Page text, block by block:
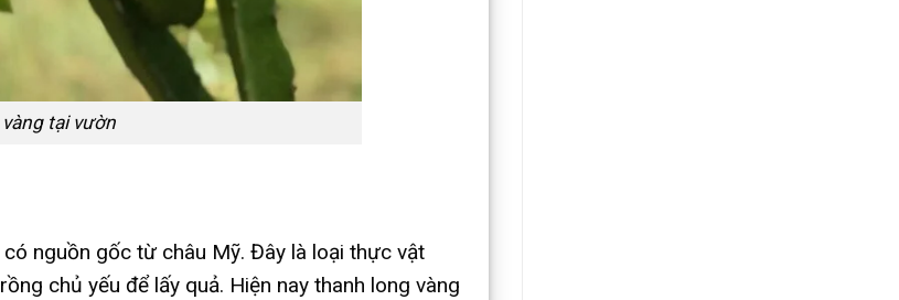
tại vườn
nguồn gốc từ châu Mỹ. Đây là loại thực vật
chủ yếu để lấy quả. Hiện nay thanh long vàng